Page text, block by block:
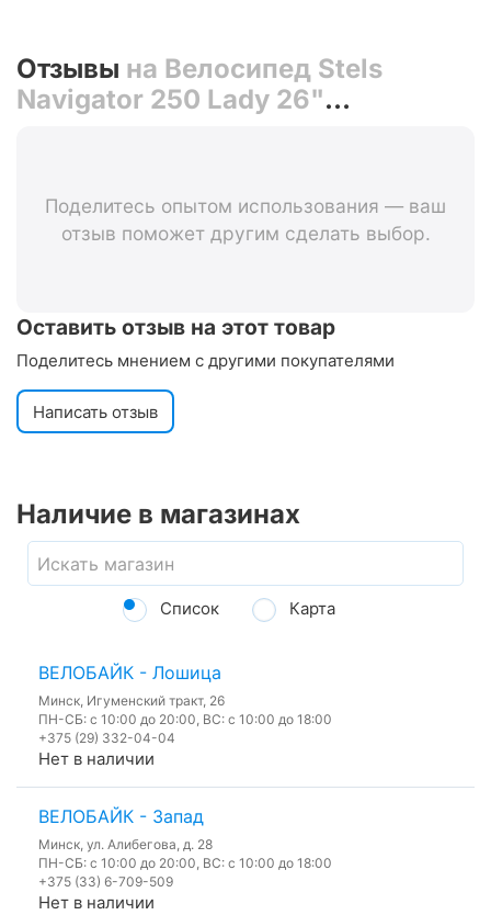
Отзывы на Велосипед Stels
Navigator 250 Lady 26"
Поделитесь опытом использования — ваш
отзыв поможет другим сделать выбор.
Оставить отзыв на этот товар
Поделитесь мнением с другими покупателями
Написать отзыв
Наличие в магазинах
Список Карта
ВЕЛОБАЙК - Лошица
Минск, Игуменский тракт, 26
ПН-СБ: с 10:00 до 20:00, ВС: с 10:00 до 18:00
+375 (29) 332-04-04
Нет в наличии
ВЕЛОБАЙК - Запад
Минск, ул. Алибегова, д. 28
ПН-СБ: с 10:00 до 20:00, ВС: с 10:00 до 18:00
+375 (33) 6-709-509
Нет в наличии